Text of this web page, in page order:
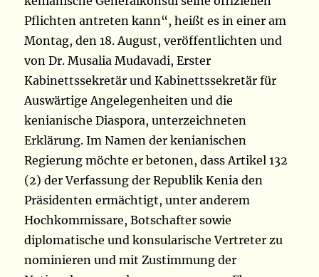
Pflichten antreten kann“, heißt es in einer am
Montag, den 18. August, veröffentlichten und
von Dr. Musalia Mudavadi, Erster
Kabinettssekretär und Kabinettssekretär für
Auswärtige Angelegenheiten und die
kenianische Diaspora, unterzeichneten
Erklärung. Im Namen der kenianischen
Regierung möchte er betonen, dass Artikel 132
(2) der Verfassung der Republik Kenia den
Präsidenten ermächtigt, unter anderem
Hochkommissare, Botschafter sowie
diplomatische und konsularische Vertreter zu
nominieren und mit Zustimmung der